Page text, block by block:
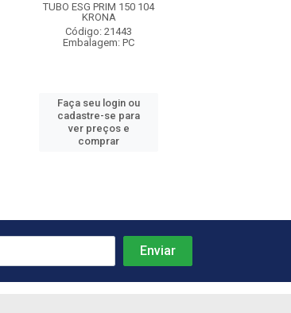
TUBO ESG PRIM 150 104
KRONA
Código: 21443
Embalagem: PC
Faça seu login ou
cadastre-se para
ver preços e
comprar